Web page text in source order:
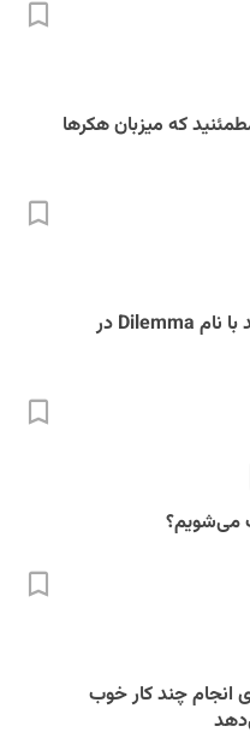
که میزبان هکرها
شناسایی بدافزار جدید با نام Dilemma در
می‌شویم؟
انجام چند کار خوب